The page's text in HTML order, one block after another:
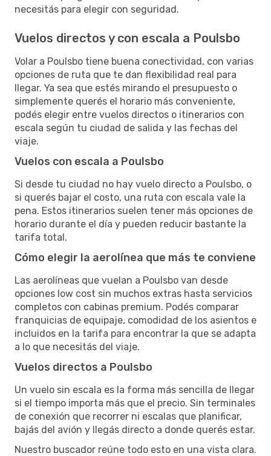
necesitás para elegir con seguridad.
Vuelos directos y con escala a Poulsbo
Volar a Poulsbo tiene buena conectividad, con varias
opciones de ruta que te dan flexibilidad real para
llegar. Ya sea que estés mirando el presupuesto o
simplemente querés el horario más conveniente,
podés elegir entre vuelos directos o itinerarios con
escala según tu ciudad de salida y las fechas del
viaje.
Vuelos con escala a Poulsbo
Si desde tu ciudad no hay vuelo directo a Poulsbo, o
si querés bajar el costo, una ruta con escala vale la
pena. Estos itinerarios suelen tener más opciones de
horario durante el día y pueden reducir bastante la
tarifa total.
Cómo elegir la aerolínea que más te conviene
Las aerolíneas que vuelan a Poulsbo van desde
opciones low cost sin muchos extras hasta servicios
completos con cabinas premium. Podés comparar
franquicias de equipaje, comodidad de los asientos e
incluidos en la tarifa para encontrar la que se adapta
a lo que necesitás del viaje.
Vuelos directos a Poulsbo
Un vuelo sin escala es la forma más sencilla de llegar
si el tiempo importa más que el precio. Sin terminales
de conexión que recorrer ni escalas que planificar,
bajás del avión y llegás directo a donde querés estar.
Nuestro buscador reúne todo esto en una vista clara.